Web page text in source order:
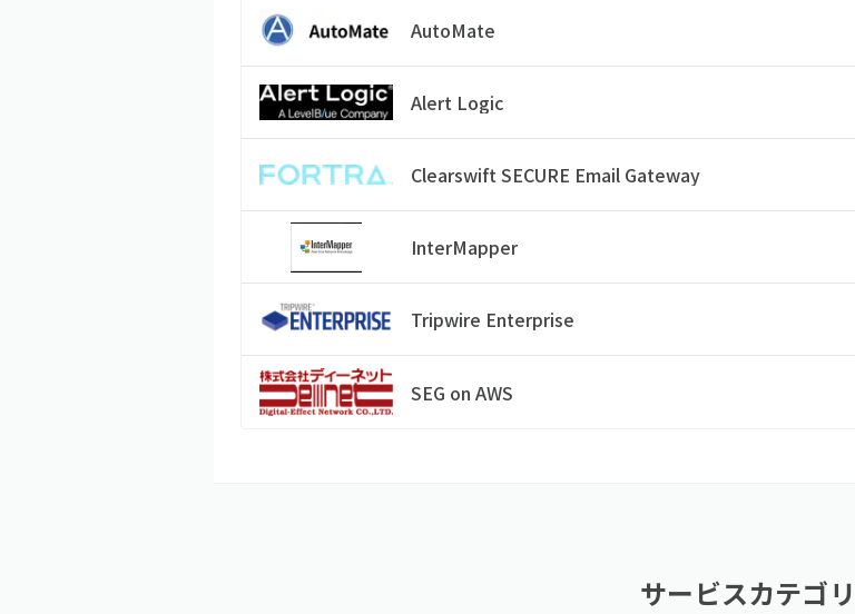
AutoMate
Alert Logic
Clearswift SECURE Email Gateway
InterMapper
Tripwire Enterprise
SEG on AWS
サービスカテゴリ